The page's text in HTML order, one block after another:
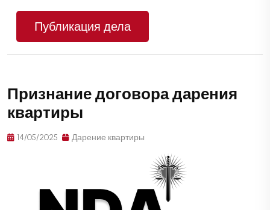
Публикация дела
Признание договора дарения
квартиры
14/05/2025 Дарение квартиры